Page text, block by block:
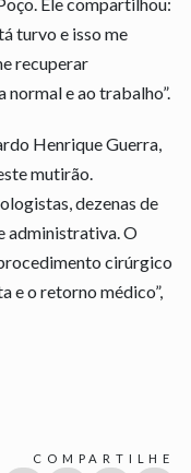
turvo e isso me
recuperar
e ao trabalho”.
Henrique Guerra,
mutirão.
dezenas de
administrativa. O
cirúrgico
e o retorno médico”,
COMPARTILHE